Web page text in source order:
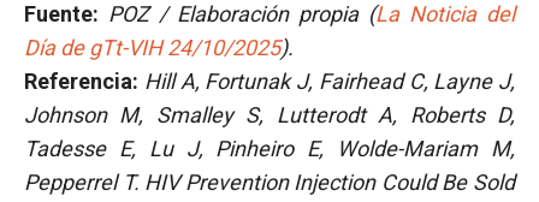
Fuente: POZ / Elaboración propia (La Noticia del
Día de gTt-VIH 24/10/2025).
Referencia: Hill A, Fortunak J, Fairhead C, Layne J,
Johnson M, Smalley S, Lutterodt A, Roberts D,
Tadesse E, Lu J, Pinheiro E, Wolde-Mariam M,
Pepperrel T. HIV Prevention Injection Could Be Sold